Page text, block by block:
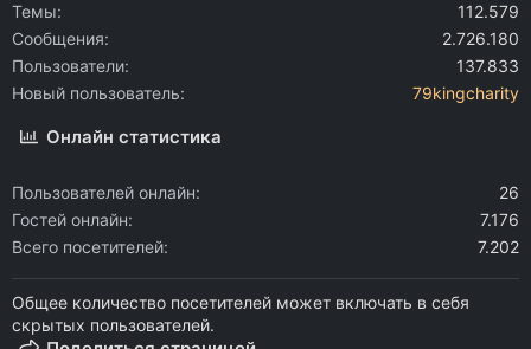
Темы
112.579
Сообщения
2.726.180
Пользователи
137.833
Новый пользователь
79kingcharity
Онлайн статистика
Пользователей онлайн
26
Гостей онлайн
7.176
Всего посетителей
7.202
Общее количество посетителей может включать в себя
скрытых пользователей.